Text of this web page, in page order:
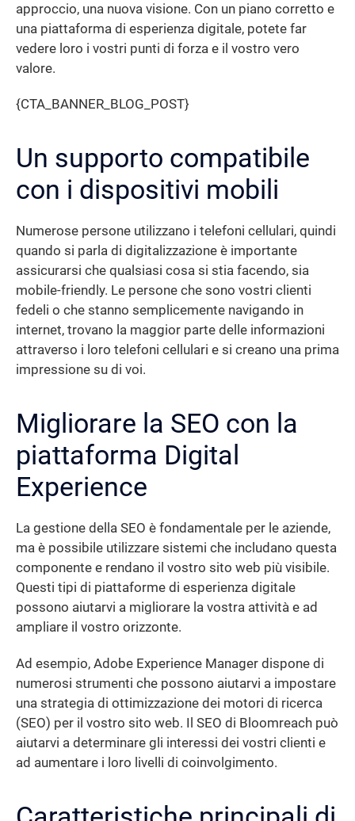
approccio, una nuova visione. Con un piano corretto e
una piattaforma di esperienza digitale, potete far
vedere loro i vostri punti di forza e il vostro vero
valore.
{CTA_BANNER_BLOG_POST}
Un supporto compatibile
con i dispositivi mobili
Numerose persone utilizzano i telefoni cellulari, quindi
quando si parla di digitalizzazione è importante
assicurarsi che qualsiasi cosa si stia facendo, sia
mobile-friendly. Le persone che sono vostri clienti
fedeli o che stanno semplicemente navigando in
internet, trovano la maggior parte delle informazioni
attraverso i loro telefoni cellulari e si creano una prima
impressione su di voi.
Migliorare la SEO con la
piattaforma Digital
Experience
La gestione della SEO è fondamentale per le aziende,
ma è possibile utilizzare sistemi che includano questa
componente e rendano il vostro sito web più visibile.
Questi tipi di piattaforme di esperienza digitale
possono aiutarvi a migliorare la vostra attività e ad
ampliare il vostro orizzonte.
Ad esempio, Adobe Experience Manager dispone di
numerosi strumenti che possono aiutarvi a impostare
una strategia di ottimizzazione dei motori di ricerca
(SEO) per il vostro sito web. Il SEO di Bloomreach può
aiutarvi a determinare gli interessi dei vostri clienti e
ad aumentare i loro livelli di coinvolgimento.